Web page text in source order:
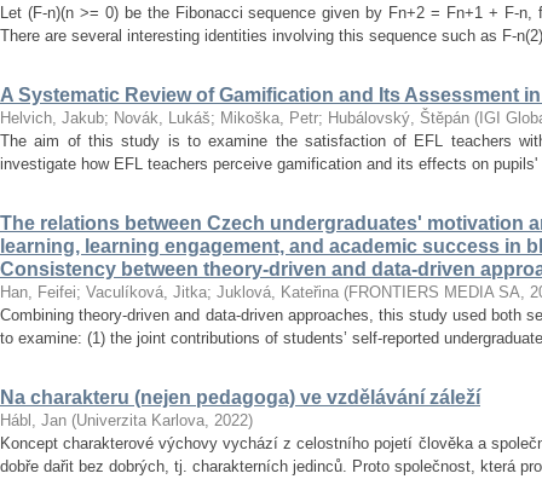
Let (F-n)(n >= 0) be the Fibonacci sequence given by Fn+2 = Fn+1 + F-
There are several interesting identities involving this sequence such as F-
A Systematic Review of Gamification and Its Assessment
Helvich, Jakub; Novák, Lukáš; Mikoška, Petr; Hubálovský, Štěpán ( IGI
The aim of this study is to examine the satisfaction of EFL teachers
investigate how EFL teachers perceive gamification and its effects on
The relations between Czech undergraduates' motivation
learning, learning engagement, and academic success in
Consistency between theory-driven and data-driven
Han, Feifei; Vaculíková, Jitka; Juklová, Kateřina (FRONTIERS MEDIA SA,
Combining theory-driven and data-driven approaches, this study used both
to examine: (1) the joint contributions of students’ self-reported
Na charakteru (nejen pedagoga) ve vzdělávání záleží
Hábl, Jan (Univerzita Karlova, 2022)
Koncept charakterové výchovy vychází z celostního pojetí člověka a
dobře dařit bez dobrých, tj. charakterních jedinců. Proto společnost, která